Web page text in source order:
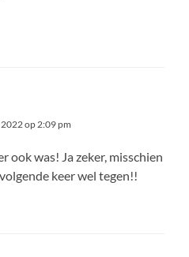
op 2:09 pm
ook was! Ja zeker, misschien
keer wel tegen!!